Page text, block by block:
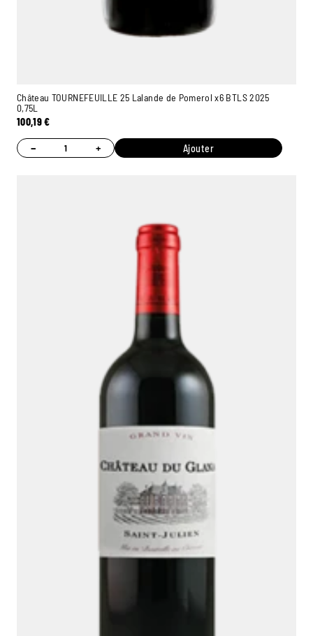
Château TOURNEFEUILLE 25 Lalande de Pomerol x6 BTLS 2025
0,75L
100,19€
− + Ajouter